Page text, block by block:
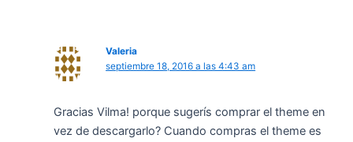
Valeria
septiembre 18, 2016 a las 4:43 am
Gracias Vilma! porque sugerís comprar el theme en
vez de descargarlo? Cuando compras el theme es